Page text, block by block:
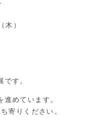
木）
す。
めています。
寄りください。